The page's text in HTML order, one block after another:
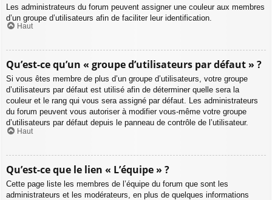
Les administrateurs du forum peuvent assigner une couleur aux membres
d’un groupe d’utilisateurs afin de faciliter leur identification.
Haut
Qu’est-ce qu’un « groupe d’utilisateurs par défaut » ?
Si vous êtes membre de plus d’un groupe d’utilisateurs, votre groupe
d’utilisateurs par défaut est utilisé afin de déterminer quelle sera la
couleur et le rang qui vous sera assigné par défaut. Les administrateurs
du forum peuvent vous autoriser à modifier vous-même votre groupe
d’utilisateurs par défaut depuis le panneau de contrôle de l’utilisateur.
Haut
Qu’est-ce que le lien « L’équipe » ?
Cette page liste les membres de l’équipe du forum que sont les
administrateurs et les modérateurs, en plus de quelques informations